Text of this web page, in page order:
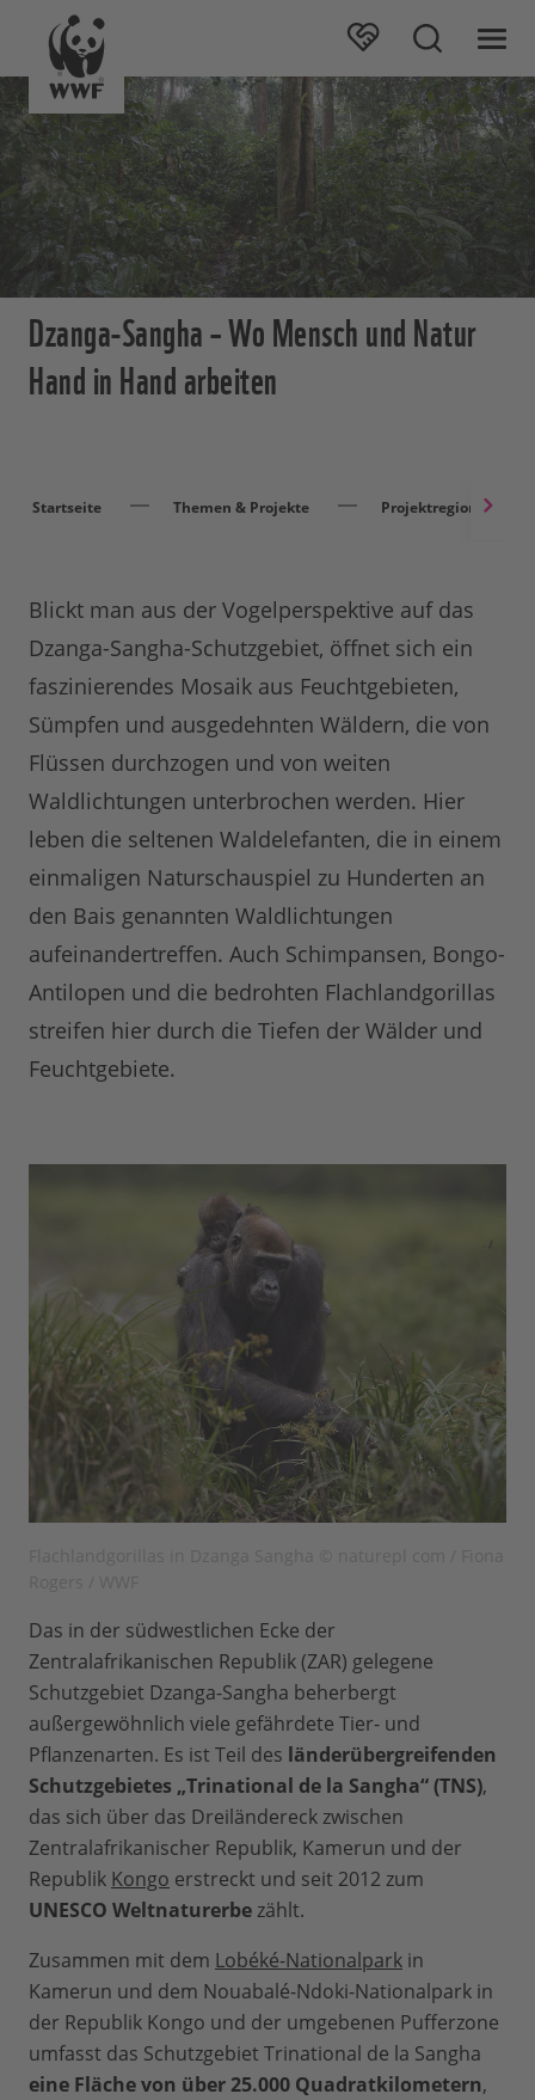
Dzanga-Sangha – Wo Mensch und Natur
Hand in Hand arbeiten
Startseite Themen & Projekte Projektregionen
Blickt man aus der Vogelperspektive auf das
Dzanga-Sangha-Schutzgebiet, öffnet sich ein
faszinierendes Mosaik aus Feuchtgebieten,
Sümpfen und ausgedehnten Wäldern, die von
Flüssen durchzogen und von weiten
Waldlichtungen unterbrochen werden. Hier
leben die seltenen Waldelefanten, die in einem
einmaligen Naturschauspiel zu Hunderten an
den Bais genannten Waldlichtungen
aufeinandertreffen. Auch Schimpansen, Bongo-
Antilopen und die bedrohten Flachlandgorillas
streifen hier durch die Tiefen der Wälder und
Feuchtgebiete.
Das in der südwestlichen Ecke der
Zentralafrikanischen Republik (ZAR) gelegene
Schutzgebiet Dzanga-Sangha beherbergt
außergewöhnlich viele gefährdete Tier- und
Pflanzenarten. Es ist Teil des länderübergreifenden
Schutzgebietes „Trinational de la Sangha“ (TNS),
das sich über das Dreiländereck zwischen
Zentralafrikanischer Republik, Kamerun und der
Republik Kongo erstreckt und seit 2012 zum
UNESCO Weltnaturerbezählt.
Zusammen mit dem Lobéké-Nationalpark in
Kamerun und dem Nouabalé-Ndoki-Nationalpark in
der Republik Kongo und der umgebenen Pufferzone
umfasst das Schutzgebiet Trinational de la Sangha
eine Fläche von über 25.000 Quadratkilometern,